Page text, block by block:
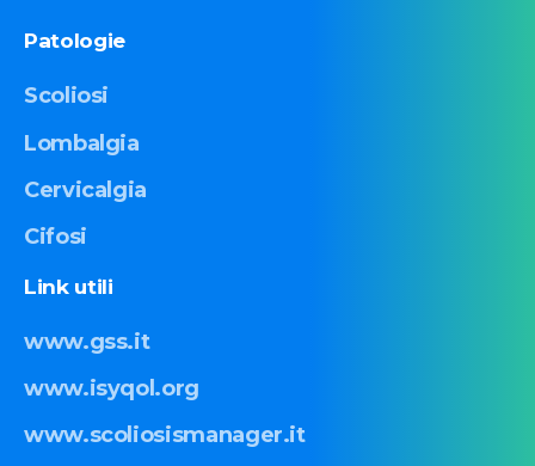
Patologie
Scoliosi
Lombalgia
Cervicalgia
Cifosi
Link utili
www.gss.it
www.isyqol.org
www.scoliosismanager.it